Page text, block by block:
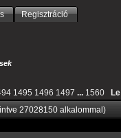
Regisztráció
1495 1496 1497 ... 1560 Le
27028150 alkalommal)